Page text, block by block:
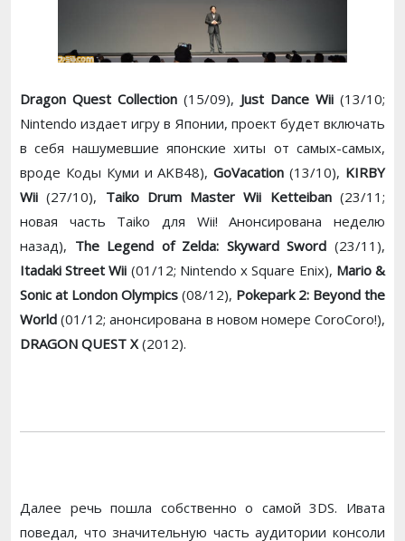
Dragon Quest Collection (15/09), Just Dance Wii (13/10;
Nintendo издает игру в Японии, проект будет включать
в себя нашумевшие японские хиты от самых-самых,
вроде Коды Куми и AKB48),GoVacation (13/10), KIRBY
Wii(27/10), Taiko Drum Master Wii Ketteiban(23/11;
новая часть Taiko для Wii! Анонсирована неделю
назад), The Legend of Zelda: Skyward Sword (23/11),
Itadaki Street Wii (01/12; Nintendo x Square Enix), Mario &
Sonic at London Olympics (08/12), Pokepark 2: Beyond the
World (01/12; анонсирована в новом номере CoroCoro!),
DRAGON QUEST X(2012).
Далее речь пошла собственно о самой 3DS. Ивата
поведал, что значительную часть аудитории консоли